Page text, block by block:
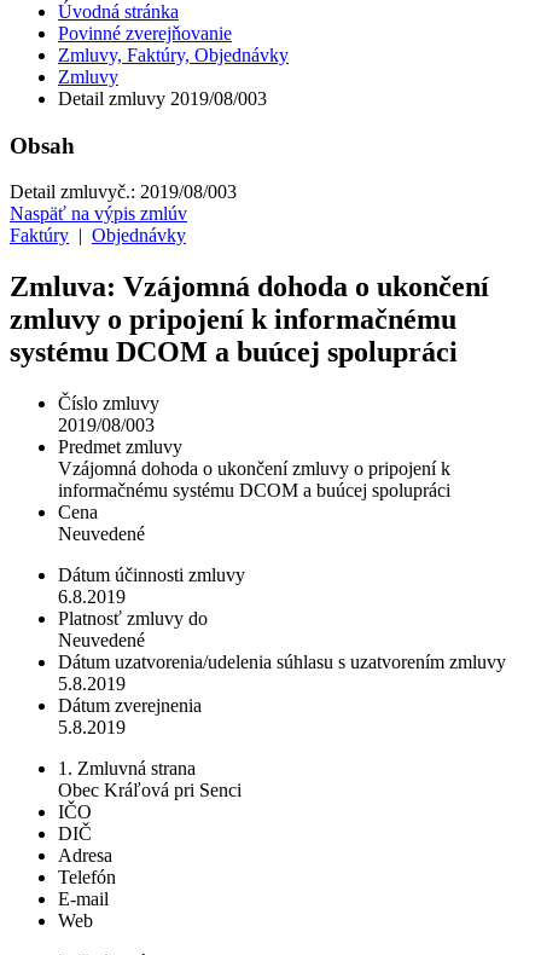
Úvodná stránka
Povinné zverejňovanie
Zmluvy, Faktúry, Objednávky
Zmluvy
Detail zmluvy 2019/08/003
Obsah
Detail zmluvyč.: 2019/08/003
Naspäť na výpis zmlúv
Faktúry
Objednávky
Zmluva: Vzájomná dohoda o ukončení
zmluvy o pripojení k informačnému
systému DCOM a buúcej spolupráci
Číslo zmluvy
2019/08/003
Predmet zmluvy
Vzájomná dohoda o ukončení zmluvy o pripojení k
informačnému systému DCOM a buúcej spolupráci
Cena
Neuvedené
Dátum účinnosti zmluvy
6.8.2019
Platnosť zmluvy do
Neuvedené
Dátum uzatvorenia/udelenia súhlasu s uzatvorením zmluvy
5.8.2019
Dátum zverejnenia
5.8.2019
1. Zmluvná strana
Obec Kráľová pri Senci
IČO
DIČ
Adresa
Telefón
E-mail
Web